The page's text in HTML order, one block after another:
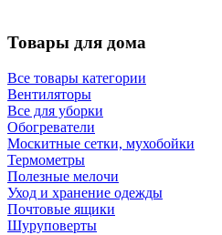
Товары для дома
Все товары категории
Вентиляторы
Все для уборки
Обогреватели
Москитные сетки, мухобойки
Термометры
Полезные мелочи
Уход и хранение одежды
Почтовые ящики
Шуруповерты